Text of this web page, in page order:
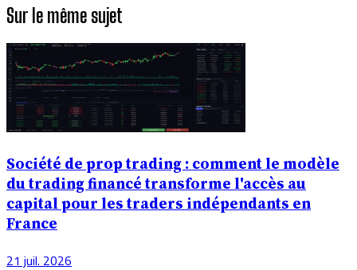
Sur le même sujet
Société de prop trading : comment le modèle
du trading financé transforme l'accès au
capital pour les traders indépendants en
France
21 juil. 2026